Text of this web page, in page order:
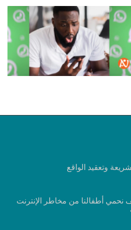
وتعقيد الواقع
نحمي أطفالنا من مخاطر الإنترنت